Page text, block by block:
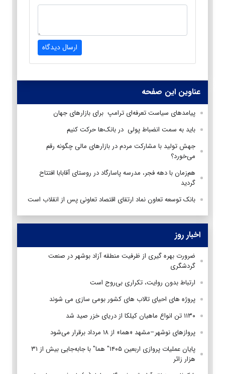
ارسال دیدگاه
عناوین این صفحه
پیامدهای سیاست تعرفه‌ای ترامپ برای بازارهای جهان
باید به سمت انضباط پولی در بانک‌ها حرکت کنیم
جهش تولید با مشارکت مردم در بازارهای مالی چگونه رقم
می‌خورد؟
هم‌زمان با دهه فجر، مدرسه پاسارگاد در روستای آقابابا افتتاح
گردید
بانک توسعه تعاون نماد ارتقای اقتصاد تعاونی پس از انقلاب است
اخبار روز
ضرورت بهره گیری از ظرفیت منطقه آزاد بوشهر در صنعت
گردشگری
ارتباط بدون روایت، تکراری بی‌روح است
پروژه های احیای تالاب های کشور بومی سازی می شوند
۱۱۳۰ تن انواع ماهیان کیلکا از دریای خزر صید شد
پروازهای نوشهر–مشهد «هما» از ۱۸ مرداد برقرار می‌شود
پایان عملیات پروازی اربعین ۱۴۰۵" هما" با جابه‌جایی بیش از ۳۱
هزار زائر